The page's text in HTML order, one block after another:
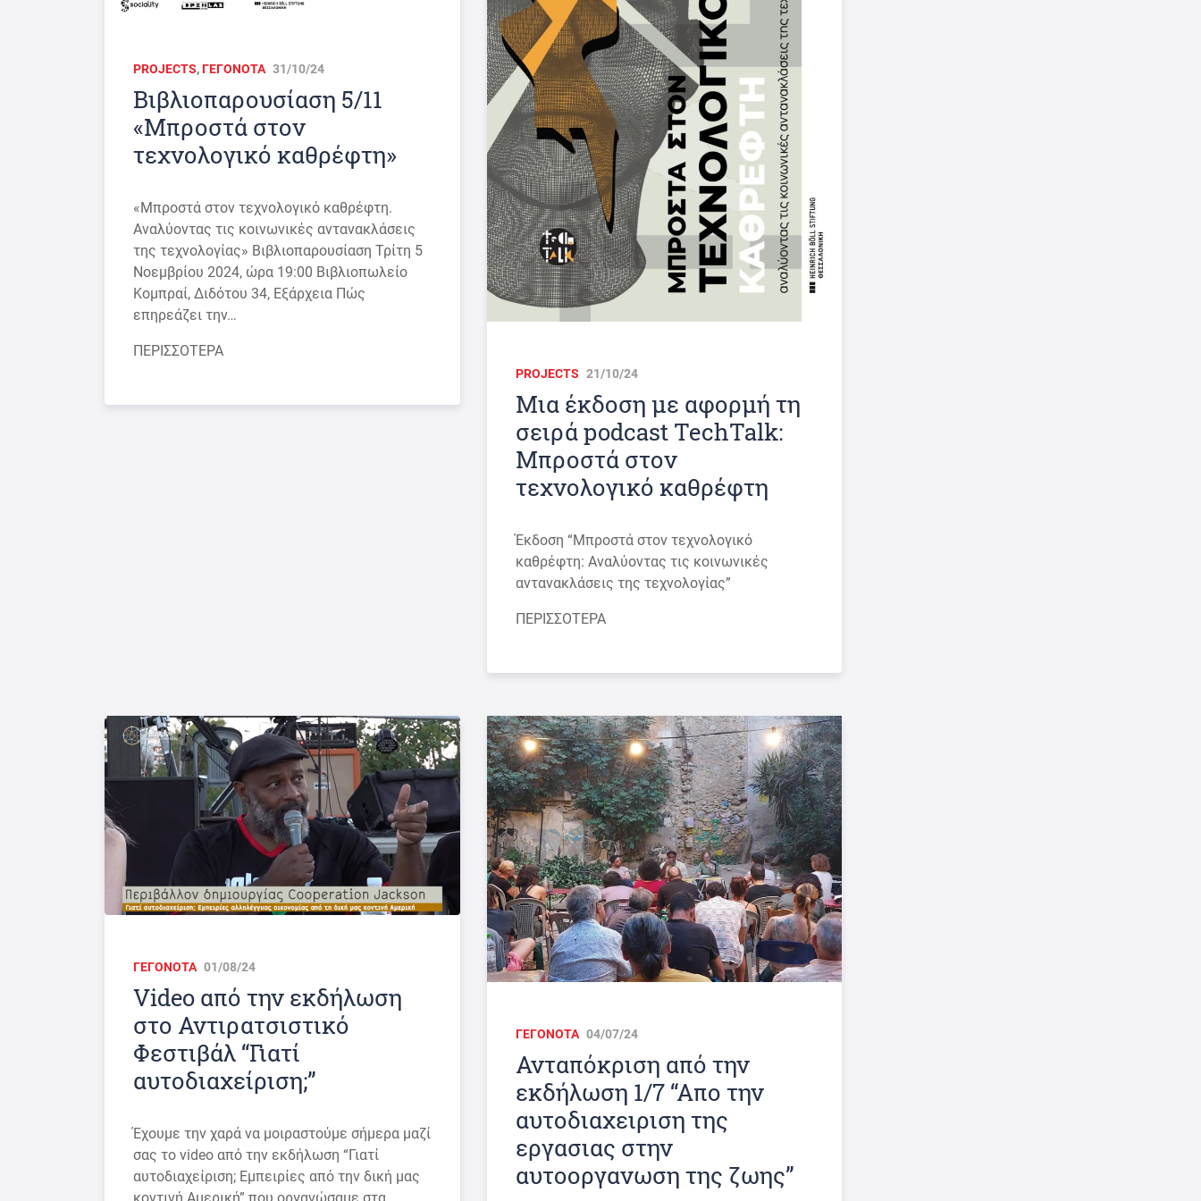
PROJECTS, ΓΕΓΟΝΟΤΑ 31/10/24
Βιβλιοπαρουσίαση 5/11
«Μπροστά στον
τεχνολογικό καθρέφτη»
«Μπροστά στον τεχνολογικό καθρέφτη.
Αναλύοντας τις κοινωνικές αντανακλάσεις
της τεχνολογίας» Βιβλιοπαρουσίαση Τρίτη 5
Νοεμβρίου 2024, ώρα 19:00 Βιβλιοπωλείο
Κομπραί, Διδότου 34, Εξάρχεια Πώς
επηρεάζει την…
ΠΕΡΙΣΣΟΤΕΡΑ
PROJECTS 21/10/24
Μια έκδοση με αφορμή τη
σειρά podcast TechTalk:
Μπροστά στον
τεχνολογικό καθρέφτη
Έκδοση “Μπροστά στον τεχνολογικό
καθρέφτη: Αναλύοντας τις κοινωνικές
αντανακλάσεις της τεχνολογίας”
ΠΕΡΙΣΣΟΤΕΡΑ
ΓΕΓΟΝΟΤΑ 01/08/24
Video από την εκδήλωση
στο Αντιρατσιστικό
Φεστιβάλ “Γιατί
αυτοδιαχείριση;”
Έχουμε την χαρά να μοιραστούμε σήμερα μαζί
σας το video από την εκδήλωση “Γιατί
αυτοδιαχείριση; Εμπειρίες από την δική μας
ΓΕΓΟΝΟΤΑ 04/07/24
Ανταπόκριση από την
εκδήλωση 1/7 “Απο την
αυτοδιαχειριση της
εργασιας στην
αυτοοργανωση της ζωης”